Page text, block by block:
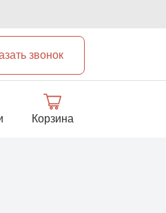
звонок
Корзина